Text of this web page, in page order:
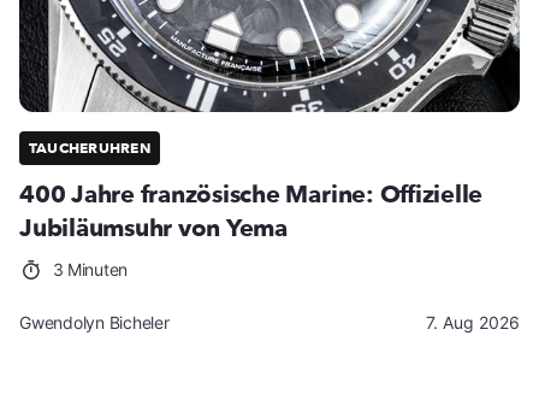
TAUCHERUHREN
400 Jahre französische Marine: Offizielle
Jubiläumsuhr von Yema
3 Minuten
Gwendolyn Bicheler 7. Aug 2026